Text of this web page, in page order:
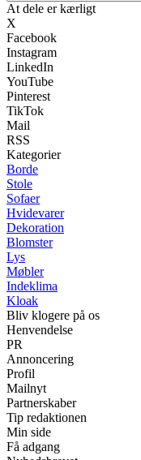
At dele er kærligt
X
Facebook
Instagram
LinkedIn
YouTube
Pinterest
TikTok
Mail
RSS
Kategorier
Borde
Stole
Sofaer
Hvidevarer
Dekoration
Blomster
Lys
Møbler
Indeklima
Kloak
Bliv klogere på os
Henvendelse
PR
Annoncering
Profil
Mailnyt
Partnerskaber
Tip redaktionen
Min side
Få adgang